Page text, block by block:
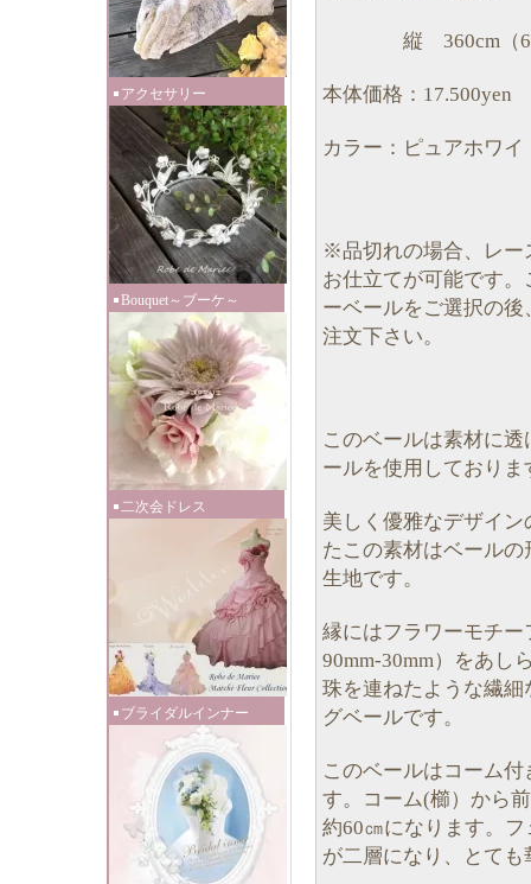
アクセサリー
Bouquet～ブーケ～
二次会ドレス
ブライダルインナー
縦 360cm（
本体価格：17.500yen
カラー：ピュアホワ
※品切れの場合、レー
お仕立てが可能です
ーベールをご選択の
注文下さい。
このベールは素材に
ールを使用しておりま
美しく優雅なデザイ
たこの素材はベール
生地です。
縁にはフラワーモチ
90mm-30mm）をあし
珠を連ねたような繊
グベールです。
このベールはコーム
す。コーム(櫛）から
約60㎝になります。
が二層になり、とても